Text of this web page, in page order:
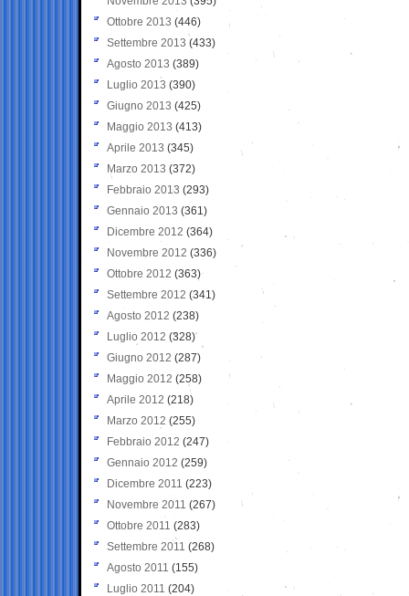
Ottobre 2013 (446)
Settembre 2013 (433)
Agosto 2013 (389)
Luglio 2013 (390)
Giugno 2013 (425)
Maggio 2013 (413)
Aprile 2013 (345)
Marzo 2013 (372)
Febbraio 2013 (293)
Gennaio 2013 (361)
Dicembre 2012 (364)
Novembre 2012 (336)
Ottobre 2012 (363)
Settembre 2012 (341)
Agosto 2012 (238)
Luglio 2012 (328)
Giugno 2012 (287)
Maggio 2012 (258)
Aprile 2012 (218)
Marzo 2012 (255)
Febbraio 2012 (247)
Gennaio 2012 (259)
Dicembre 2011 (223)
Novembre 2011 (267)
Ottobre 2011 (283)
Settembre 2011 (268)
Agosto 2011 (155)
Luglio 2011 (204)